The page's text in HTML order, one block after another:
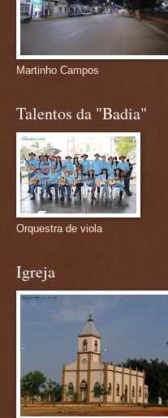
Martinho Campos
Talentos da "Badia"
Orquestra de viola
Igreja